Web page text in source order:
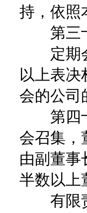
持，依照
第三十
定期会
以上表决
会的公司
第四十
会召集，
由副董事
半数以上
有限责